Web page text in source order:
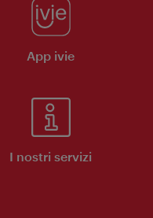
App ivie
I nostri servizi